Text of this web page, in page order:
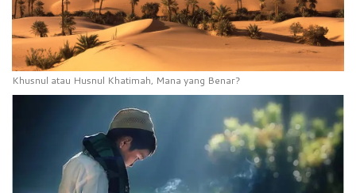
Khusnul atau Husnul Khatimah, Mana yang Benar?